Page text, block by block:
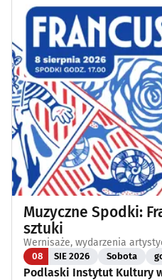
Muzyczne Spodki:
sztuki
Wernisaże, wydarzenia
08 SIE 2026 Sobota
Podlaski Instytut Kultury